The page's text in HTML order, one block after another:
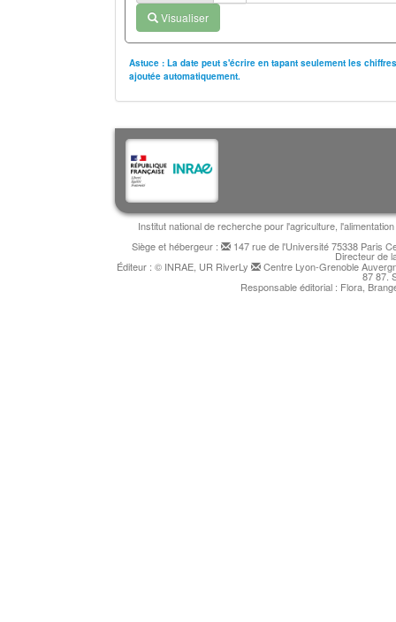
Visualiser
Astuce : La date peut s'écrire en tapant seulement les
ajoutée automatiquement.
Institut national de recherche pour l'agriculture,
Siège et hébergeur :
147 rue de l'Université 75338 Paris
Directeur de
Éditeur : © INRAE, UR RiverLy Centre Lyon-Grenoble
87 87.
Responsable éditorial : Flora,